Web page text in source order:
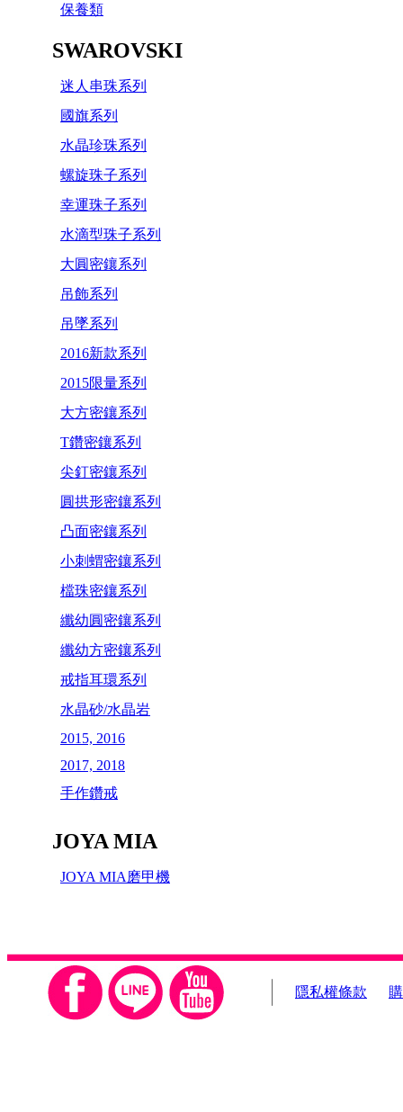
保養類
SWAROVSKI
迷人串珠系列
國旗系列
水晶珍珠系列
螺旋珠子系列
幸運珠子系列
水滴型珠子系列
大圓密鑲系列
吊飾系列
吊墜系列
2016新款系列
2015限量系列
大方密鑲系列
T鑽密鑲系列
尖釘密鑲系列
圓拱形密鑲系列
凸面密鑲系列
小刺蝟密鑲系列
檔珠密鑲系列
纖幼圓密鑲系列
纖幼方密鑲系列
戒指耳環系列
水晶砂/水晶岩
2015, 2016
2017, 2018
手作鑽戒
JOYA MIA
JOYA MIA磨甲機
隱私權條款